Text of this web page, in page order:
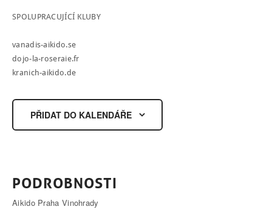
SPOLUPRACUJÍCÍ KLUBY
vanadis-aikido.se
dojo-la-roseraie.fr
kranich-aikido.de
PŘIDAT DO KALENDÁŘE
PODROBNOSTI
Aikido Praha Vinohrady